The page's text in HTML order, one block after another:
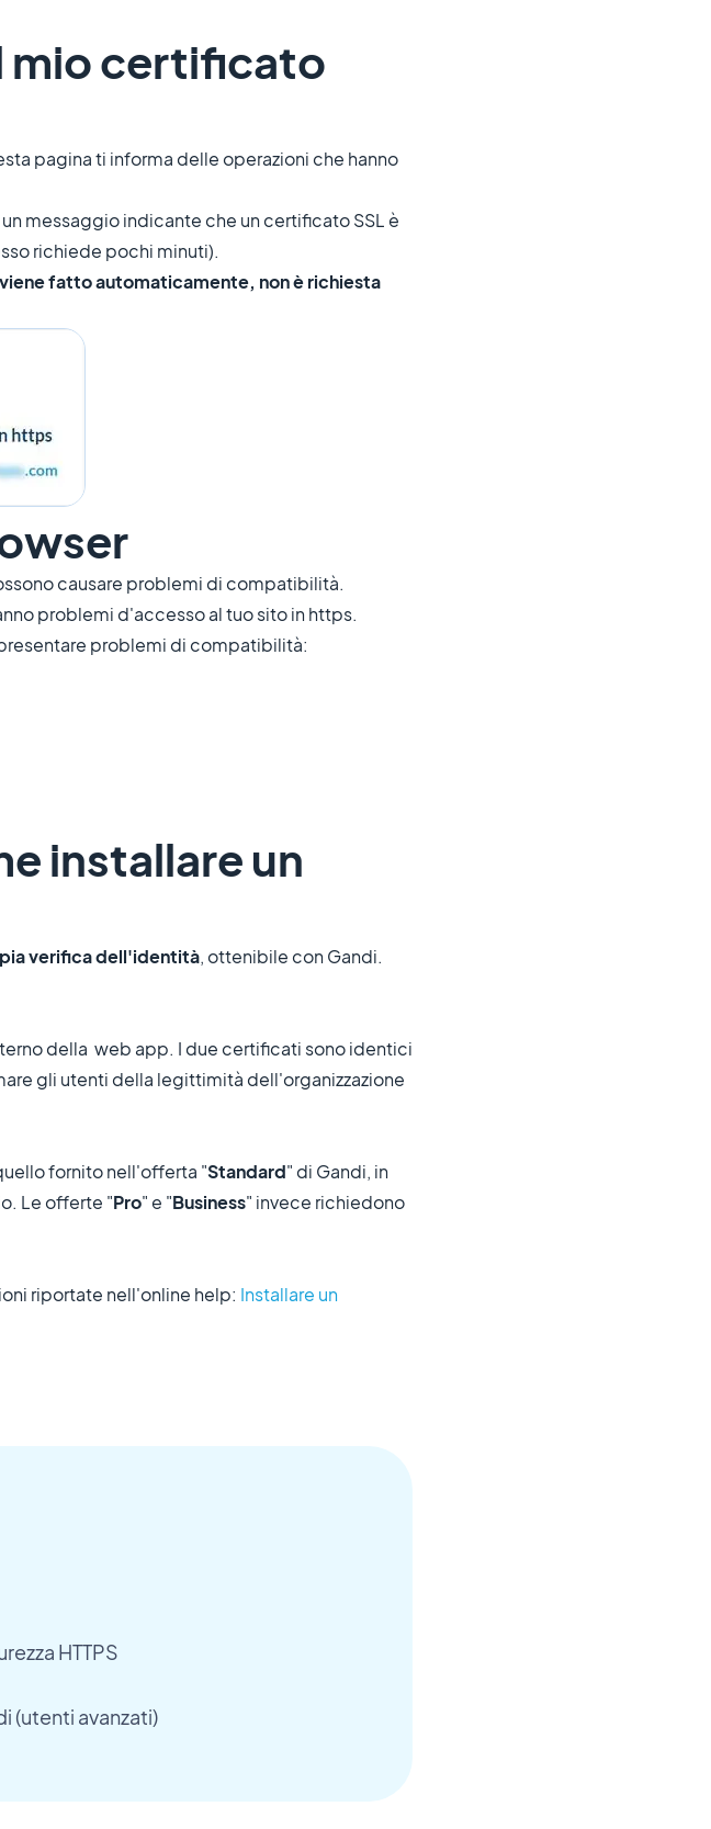
mio certificato
pagina ti informa delle operazioni che hanno
messaggio indicante che un certificato SSL è
richiede pochi minuti).
fatto automaticamente, non è richiesta
causare problemi di compatibilità.
problemi d'accesso al tuo sito in https.
problemi di compatibilità:
installare un
verifica dell'identità, ottenibile con Gandi.
della web app. I due certificati sono identici
gli utenti della legittimità dell'organizzazione
fornito nell'offerta "Standard" di Gandi, in
Le offerte "Pro" e "Business" invece richiedono
riportate nell'online help: Installare un
HTTPS
(utenti avanzati)